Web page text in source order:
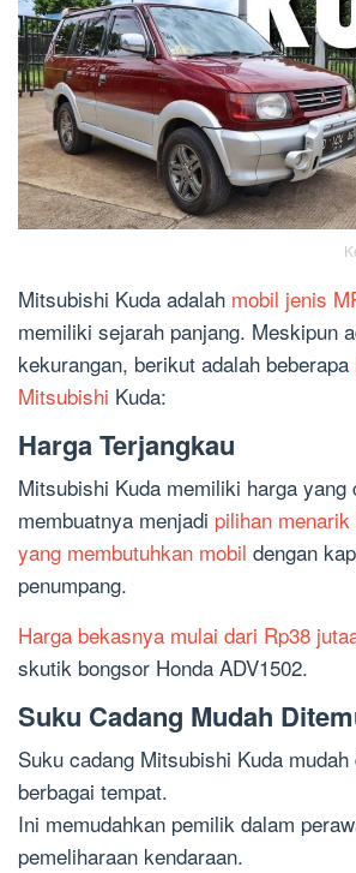
Mitsubishi Kuda adalah mobil jenis
memiliki sejarah panjang. Meskipun
kekurangan, berikut adalah beberapa
Mitsubishi Kuda:
Harga Terjangkau
Mitsubishi Kuda memiliki harga yang
membuatnya menjadi pilihan
yang membutuhkan mobil dengan
penumpang.
Harga bekasnya mulai dari Rp38
skutik bongsor Honda ADV1502.
Suku Cadang Mudah
Suku cadang Mitsubishi Kuda
berbagai tempat.
Ini memudahkan pemilik dalam
pemeliharaan kendaraan.